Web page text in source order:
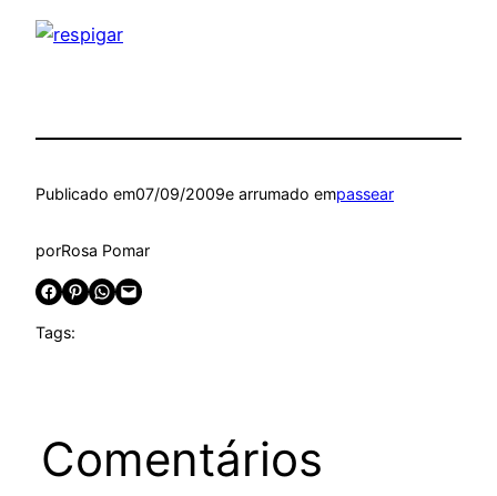
Publicado em07/09/2009e arrumado empassear
porRosa Pomar
Share on Facebook Share on Pinterest Share on WhatsApp Email this Page
Tags:
Comentários